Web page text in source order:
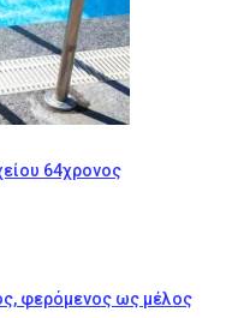
64χρονος
φερόμενος ως μέλος